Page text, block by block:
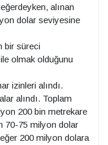
alınan
dolar seviyesine
bir süreci
olmak olduğunu
izinleri alındı.
alındı. Toplam
200 bin metrekare
70-75 milyon dolar
200 milyon dolara